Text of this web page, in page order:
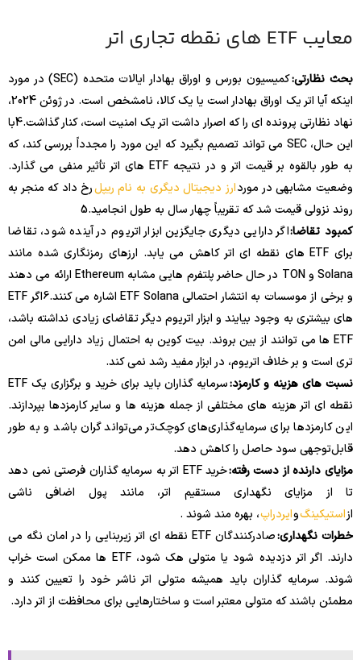
معایب ETF های نقطه تجاری اتر
بحث نظارتی:
کمیسیون بورس و اوراق بهادار ایالات متحده (SEC) در مورد
اینکه آیا اتر یک اوراق بهادار است یا یک کالا، نامشخص است. در ژوئن 2024،
نهاد نظارتی پرونده ای را که اصرار داشت اتر یک امنیت است، کنار گذاشت.4با
این حال، SEC می تواند تصمیم بگیرد که این مورد را مجدداً بررسی کند، که
به طور بالقوه بر قیمت اتر و در نتیجه ETF های اتر تأثیر منفی می گذارد.
وضعیت مشابهی در موردارز دیجیتال دیگری به نام ریپلرخ داد که منجر به
روند نزولی قیمت شد که تقریباً چهار سال به طول انجامید.5
کمبود تقاضا:اگر دارایی دیگری جایگزین ابزار اتریوم در آینده شود، تقاضا
برای ETF های نقطه ای اتر کاهش می یابد. ارزهای رمزنگاری شده مانند
Solana و TON در حال حاضر پلتفرم هایی مشابه Ethereum ارائه می دهند
و برخی از موسسات به انتشار احتمالی ETF Solana اشاره می کنند.
6
اگر ETF
های بیشتری به وجود بیایند و ابزار اتریوم دیگر تقاضای زیادی نداشته باشد،
ETF ها می توانند از بین بروند. بیت کوین به احتمال زیاد دارایی مالی امن
تری است و بر خلاف اتریوم، در ابزار مفید رشد نمی کند.
نسبت های هزینه و کارمزد:
سرمایه گذاران باید برای خرید و برگزاری یک ETF
نقطه ای اتر هزینه های مختلفی از جمله هزینه ها و سایر کارمزدها بپردازند.
این کارمزدها برای سرمایه‌گذاری‌های کوچک‌تر می‌تواند گران باشد و به طور
قابل‌توجهی سود حاصل را کاهش دهد.
مزایای دارنده از دست رفته:
خرید ETF اتر به سرمایه گذاران فرصتی نمی دهد
تا از مزایای نگهداری مستقیم اتر، مانند پول اضافی ناشی
ازاستیکینگوایردراپ، بهره مند شوند .
خطرات نگهداری:
صادرکنندگان ETF نقطه ای اتر زیربنایی را در امان نگه می
دارند. اگر اتر دزدیده شود یا متولی هک شود، ETF ها ممکن است خراب
شوند. سرمایه گذاران باید همیشه متولی اتر ناشر خود را تعیین کنند و
مطمئن باشند که متولی معتبر است و ساختارهایی برای محافظت از اتر دارد.